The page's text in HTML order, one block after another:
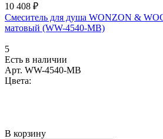
10 408 ₽
Смеситель для душа WONZON &
матовый (WW-4540-MB)
5
Есть в наличии
Арт. WW-4540-MB
Цвета:
В корзину